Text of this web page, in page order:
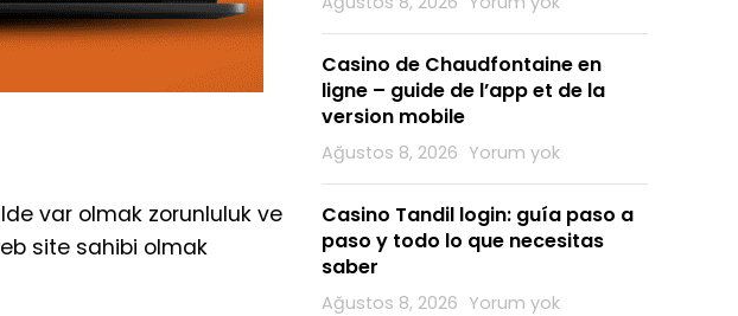
var olmak zorunluluk ve
site sahibi olmak
Casino de Chaudfontaine en
ligne – guide de l’app et de la
version mobile
Ağustos 8, 2026 Yorum yok
Casino Tandil login: guía paso a
paso y todo lo que necesitas
saber
Ağustos 8, 2026 Yorum yok